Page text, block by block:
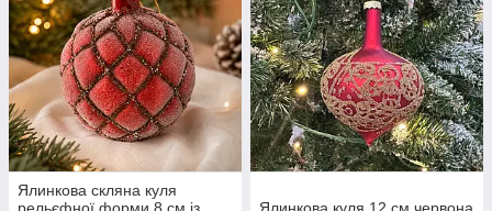
Ялинкова скляна куля